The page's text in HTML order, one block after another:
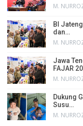
M.
BI
dan…
M.
Jawa
FAJAR
M.
Dukung
Susu…
M.